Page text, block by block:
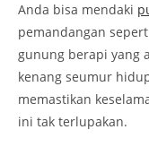
Anda bisa mendaki
pemandangan
gunung berapi yang
kenang seumur
memastikan
ini tak terlupakan.